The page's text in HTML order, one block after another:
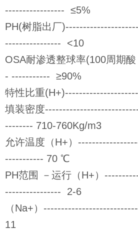
----------------- ≤5%
PH(树脂出厂
---------------- <10
OSA耐渗透整球率(100周期
- ----------- ≥90%
特性比重
填装密度
-------- 710-760Kg/m3
允许温度（H+）
----------- 70 ℃
PH范围 －运行（H+）
---------------- 2-6
（Na+）
11